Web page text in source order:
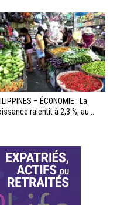
– ÉCONOMIE : La
ralentit à 2,3 %, au...